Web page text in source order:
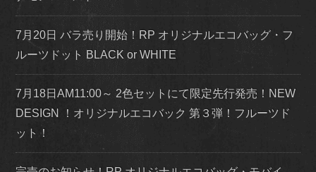
7月20日 バラ売り開始！RP オリジナルエコバッグ・フ
ルーツドット BLACK or WHITE
7月18日AM11:00～ 2色セットにて限定先行発売！NEW
DESIGN ！オリジナルエコバック 第３弾！フルーツド
ット！